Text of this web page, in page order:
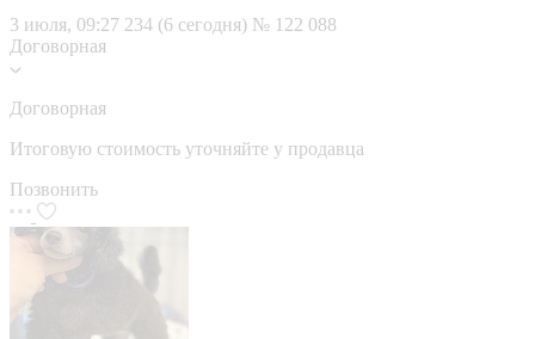
3 июля, 09:27 234 (6 сегодня) № 122 088
Договорная
Договорная
Итоговую стоимость уточняйте у продавца
Позвонить